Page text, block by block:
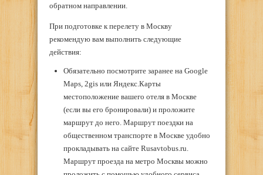
обратном направлении.
При подготовке к перелету в Москву
рекомендую вам выполнить следующие
действия:
Обязательно посмотрите заранее на Google
Maps, 2gis или Яндекс.Карты
местоположение вашего отеля в Москве
(если вы его бронировали) и проложите
маршрут до него. Маршрут поездки на
общественном транспорте в Москве удобно
прокладывать на сайте Rusavtobus.ru.
Маршрут проезда на метро Москвы можно